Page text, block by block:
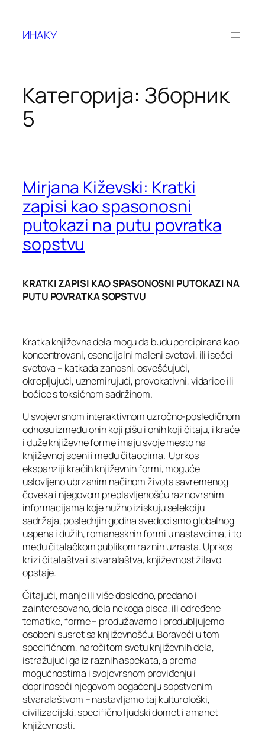
содржината
ИНАКУ
Категорија: Зборник
5
Mirjana Kiževski: Kratki
zapisi kao spasonosni
putokazi na putu povratka
sopstvu
KRATKI ZAPISI KAO SPASONOSNI PUTOKAZI NA
PUTU POVRATKA SOPSTVU
Kratka književna dela mogu da budu percipirana kao
koncentrovani, esencijalni maleni svetovi, ili isečci
svetova – katkada zanosni, osvešćujući,
okrepljujući, uznemirujući, provokativni, vidarice ili
bočice s toksičnom sadržinom.
U svojevrsnom interaktivnom uzročno-posledičnom
odnosu između onih koji pišu i onih koji čitaju, i kraće
i duže književne forme imaju svoje mesto na
književnoj sceni i među čitaocima. Uprkos
ekspanziji kraćih književnih formi, moguće
uslovljeno ubrzanim načinom života savremenog
čoveka i njegovom preplavljenošću raznovrsnim
informacijama koje nužno iziskuju selekciju
sadržaja, poslednjih godina svedoci smo globalnog
uspeha i dužih, romanesknih formi u nastavcima, i to
među čitalačkom publikom raznih uzrasta. Uprkos
krizi čitalaštva i stvaralaštva, književnost žilavo
opstaje.
Čitajući, manje ili više dosledno, predano i
zainteresovano, dela nekoga pisca, ili određene
tematike, forme – produžavamo i produbljujemo
osobeni susret sa književnošću. Boraveći u tom
specifičnom, naročitom svetu književnih dela,
istražujući ga iz raznih aspekata, a prema
mogućnostima i svojevrsnom proviđenju i
doprinoseći njegovom bogaćenju sopstvenim
stvaralaštvom – nastavljamo taj kulturološki,
civilizacijski, specifično ljudski domet i amanet
književnosti.